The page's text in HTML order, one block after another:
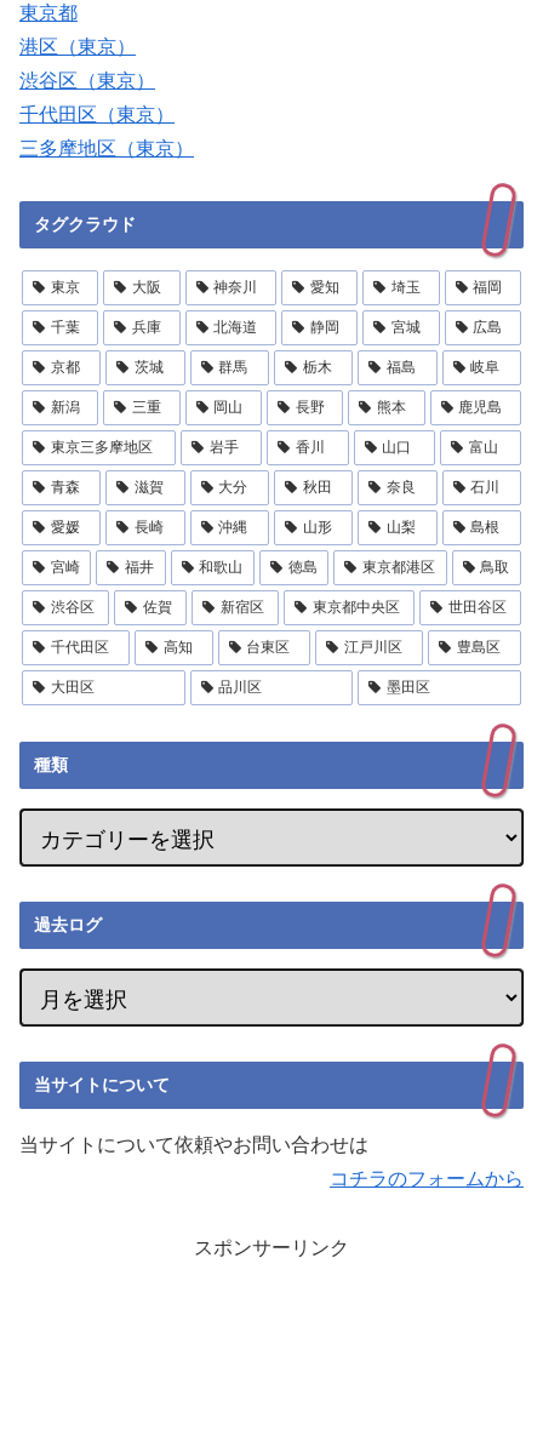
東京都
港区（東京）
渋谷区（東京）
千代田区（東京）
三多摩地区（東京）
タグクラウド
東京 大阪 神奈川 愛知 埼玉 福岡
千葉 兵庫 北海道 静岡 宮城 広島
京都 茨城 群馬 栃木 福島 岐阜
新潟 三重 岡山 長野 熊本 鹿児島
東京三多摩地区 岩手 香川 山口 富山
青森 滋賀 大分 秋田 奈良 石川
愛媛 長崎 沖縄 山形 山梨 島根
宮崎 福井 和歌山 徳島 東京都港区 鳥取
渋谷区 佐賀 新宿区 東京都中央区 世田谷区
千代田区 高知 台東区 江戸川区 豊島区
大田区 品川区 墨田区
種類
過去ログ
当サイトについて
当サイトについて依頼やお問い合わせは
コチラのフォームから
スポンサーリンク